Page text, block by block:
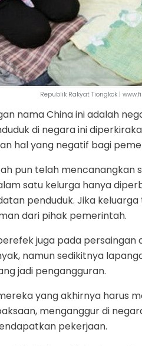
Republik Rakyat Tiongkok |
nama China ini adalah
di negara ini
hal yang negatif bagi
pun telah mencanangkan
satu kelurga hanya
penduduk. Jika
dari pihak pemerintah.
juga pada persaingan
namun sedikitnya
jadi pengangguran.
yang akhirnya harus
menganggur di
pekerjaan.